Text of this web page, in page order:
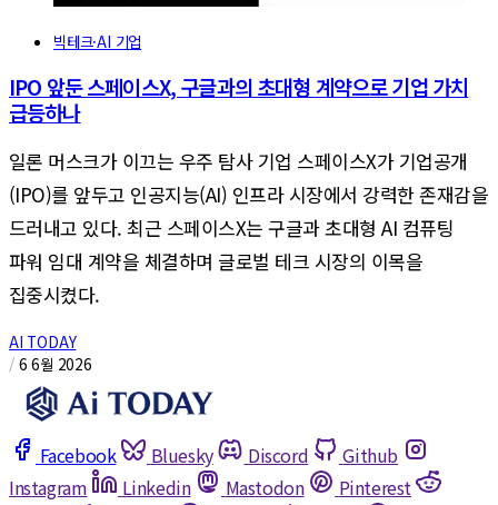
빅테크·AI 기업
IPO 앞둔 스페이스X, 구글과의 초대형 계약으로 기업 가치
급등하나
일론 머스크가 이끄는 우주 탐사 기업 스페이스X가 기업공개
(IPO)를 앞두고 인공지능(AI) 인프라 시장에서 강력한 존재감을
드러내고 있다. 최근 스페이스X는 구글과 초대형 AI 컴퓨팅
파워 임대 계약을 체결하며 글로벌 테크 시장의 이목을
집중시켰다.
AI TODAY
/ 6 6월 2026
Facebook Bluesky Discord
Github
Instagram
Linkedin Mastodon
Pinterest